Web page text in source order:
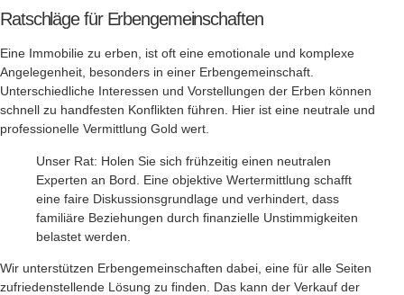
Ratschläge für Erbengemeinschaften
Eine Immobilie zu erben, ist oft eine emotionale und komplexe
Angelegenheit, besonders in einer Erbengemeinschaft.
Unterschiedliche Interessen und Vorstellungen der Erben können
schnell zu handfesten Konflikten führen. Hier ist eine neutrale und
professionelle Vermittlung Gold wert.
Unser Rat: Holen Sie sich frühzeitig einen neutralen
Experten an Bord. Eine objektive Wertermittlung schafft
eine faire Diskussionsgrundlage und verhindert, dass
familiäre Beziehungen durch finanzielle Unstimmigkeiten
belastet werden.
Wir unterstützen Erbengemeinschaften dabei, eine für alle Seiten
zufriedenstellende Lösung zu finden. Das kann der Verkauf der